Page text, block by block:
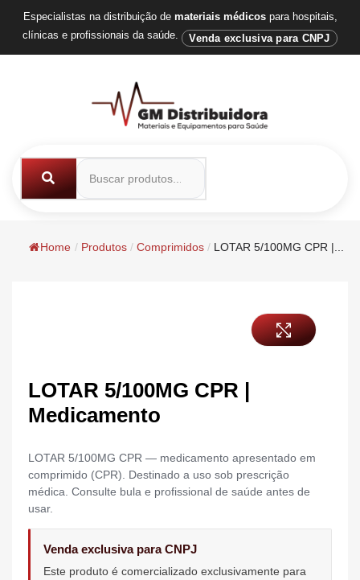
Especialistas na distribuição de materiais médicospara hospitais,
clínicas e profissionais da saúde.
Venda exclusiva para CNPJ
Home / Produtos / Comprimidos / LOTAR 5/100MG CPR |...
LOTAR 5/100MG CPR |
Medicamento
LOTAR 5/100MG CPR — medicamento apresentado em
comprimido (CPR). Destinado a uso sob prescrição
médica. Consulte bula e profissional de saúde antes de
usar.
Venda exclusiva para CNPJ
Este produto é comercializado exclusivamente para